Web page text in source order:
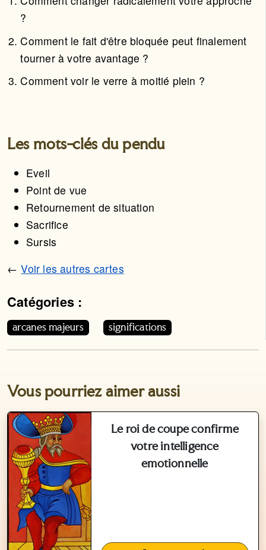
?
Comment le fait d'être bloquée peut finalement
tourner à votre avantage ?
Comment voir le verre à moitié plein ?
Les mots-clés du pendu
Eveil
Point de vue
Retournement de situation
Sacrifice
Sursis
←Voir les autres cartes
Catégories :
Cet article appartient aux catégories suivantes. Vous
arcanes majeurs significations
Vous pourriez aimer aussi
Le roi de coupe confirme
votre intelligence
emotionnelle